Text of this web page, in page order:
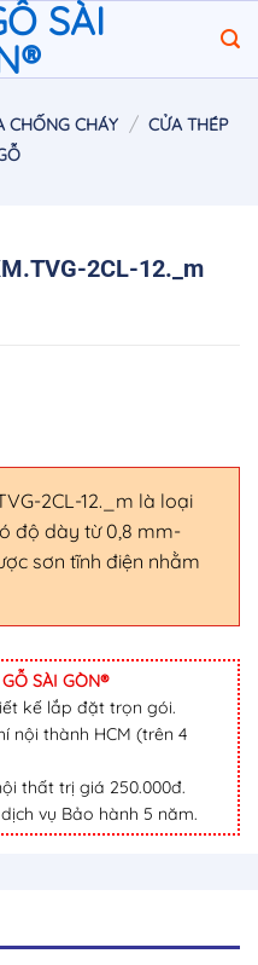
CHỐNG CHÁY / CỬA THÉP
2CL-12._m
2CL-12._m là loại
độ dày từ 0,8 mm-
sơn tĩnh điện nhằm
SÀI GÒN®
kế lắp đặt trọn gói.
nội thành HCM (trên 4
thất trị giá 250.000đ.
vụ Bảo hành 5 năm.